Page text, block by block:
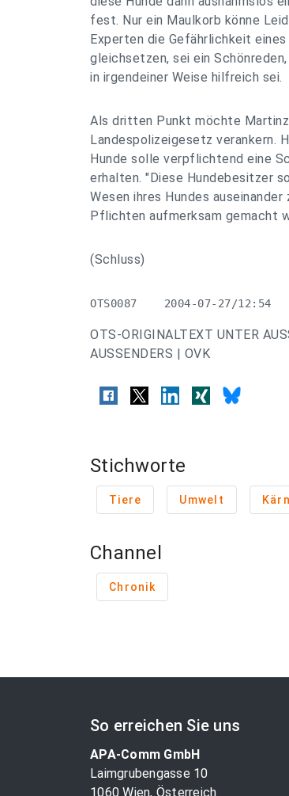
fest. Nur ein Maulkorb könne
Experten die Gefährlichkeit
gleichsetzen, sei ein
in irgendeiner Weise hilfreich sei.
Als dritten Punkt möchte
Landespolizeigesetz verankern.
Hunde solle verpflichtend eine
erhalten. "Diese Hundebesitzer
Wesen ihres Hundes
Pflichten aufmerksam gemacht
(Schluss)
OTS0087    2004-07-27/12:54
OTS-ORIGINALTEXT UNTER
AUSSENDERS | OVK
Stichworte
Tiere Umwelt
Channel
Chronik
So erreichen Sie uns
APA-Comm GmbH
Laimgrubengasse 10
1060 Wien, Österreich